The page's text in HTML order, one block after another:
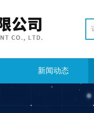
新闻动态